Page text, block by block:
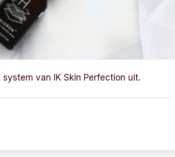
van IK Skin Perfection uit.